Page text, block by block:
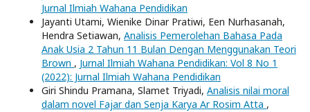
Jurnal Ilmiah Wahana Pendidikan
Jayanti Utami, Wienike Dinar Pratiwi, Een Nurhasanah,
Hendra Setiawan, Analisis Pemerolehan Bahasa Pada
Anak Usia 2 Tahun 11 Bulan Dengan Menggunakan Teori
Brown , Jurnal Ilmiah Wahana Pendidikan: Vol 8 No 1
(2022): Jurnal Ilmiah Wahana Pendidikan
Giri Shindu Pramana, Slamet Triyadi, Analisis nilai moral
dalam novel Fajar dan Senja Karya Ar Rosim Atta ,